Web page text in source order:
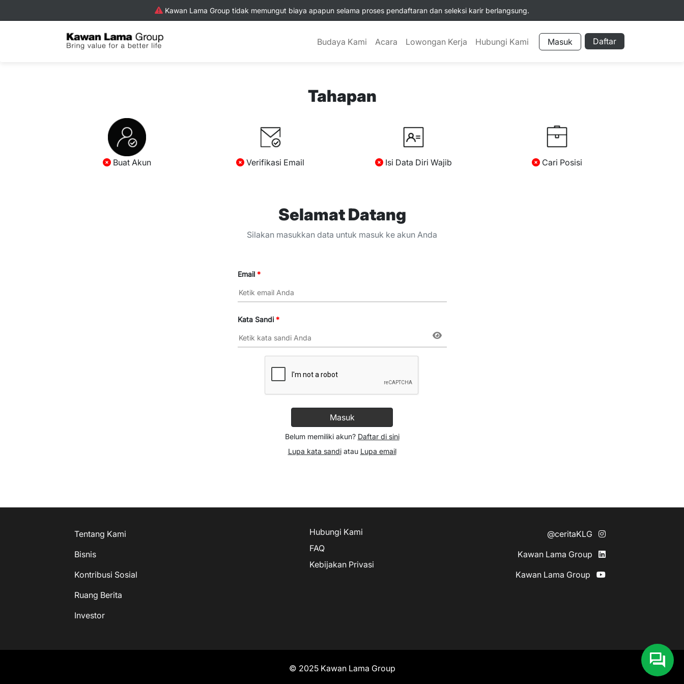
Kawan Lama Group tidak memungut biaya apapun selama proses pendaftaran dan seleksi karir berlangsung.
Budaya Kami Acara Lowongan Kerja Hubungi Kami Masuk Daftar
Tahapan
Buat Akun Verifikasi Email Isi Data Diri Wajib Cari Posisi
Selamat Datang
Silakan masukkan data untuk masuk ke akun Anda
Email*
Kata Sandi*
Belum memiliki akun? Daftar di sini
Lupa kata sandiatau Lupa email
Tentang Kami
Bisnis
Kontribusi Sosial
Ruang Berita
Investor
Hubungi Kami
FAQ
Kebijakan Privasi
@ceritaKLG
Kawan Lama Group
Kawan Lama Group
© 2025 Kawan Lama Group